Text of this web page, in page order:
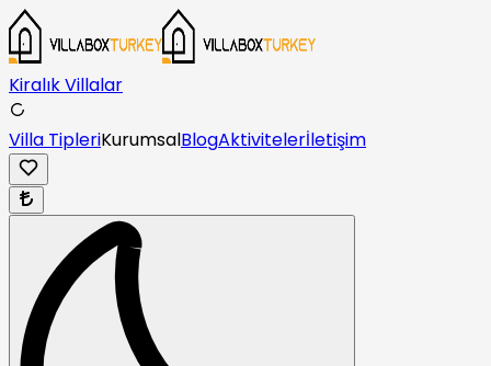
Kiralık Villalar
Villa TipleriKurumsalBlogAktivitelerİletişim